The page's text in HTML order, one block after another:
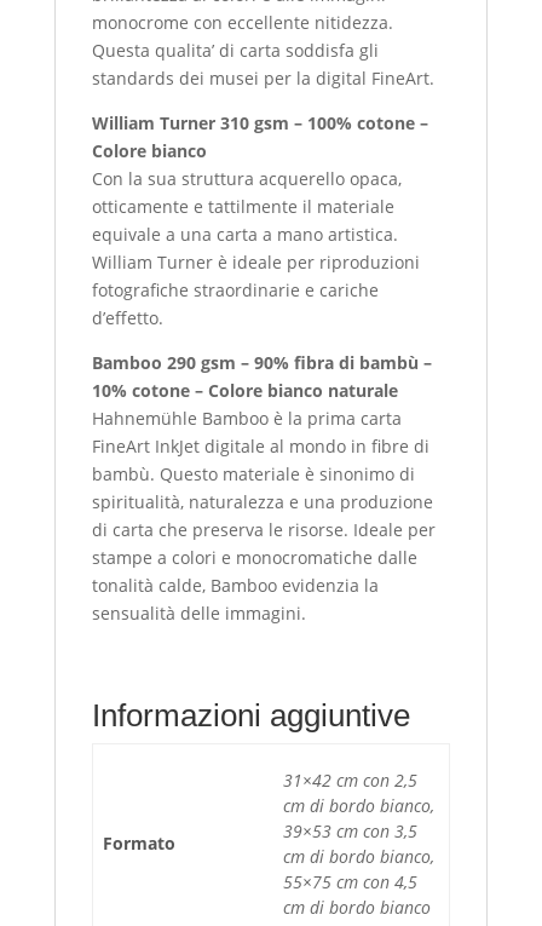
monocrome con eccellente nitidezza.
Questa qualita’ di carta soddisfa gli
standards dei musei per la digital FineArt.
William Turner 310 gsm – 100% cotone –
Colore bianco
Con la sua struttura acquerello opaca,
otticamente e tattilmente il materiale
equivale a una carta a mano artistica.
William Turner è ideale per riproduzioni
fotografiche straordinarie e cariche
d’effetto.
Bamboo 290 gsm – 90% fibra di bambù –
10% cotone – Colore bianco naturale
Hahnemühle Bamboo è la prima carta
FineArt InkJet digitale al mondo in fibre di
bambù. Questo materiale è sinonimo di
spiritualità, naturalezza e una produzione
di carta che preserva le risorse. Ideale per
stampe a colori e monocromatiche dalle
tonalità calde, Bamboo evidenzia la
sensualità delle immagini.
Informazioni aggiuntive
Formato
31×42 cm con 2,5
cm di bordo bianco,
39×53 cm con 3,5
cm di bordo bianco,
55×75 cm con 4,5
cm di bordo bianco